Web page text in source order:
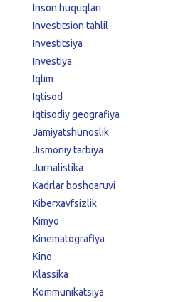
Inson huquqlari
Investitsion tahlil
Investitsiya
Investiya
Iqlim
Iqtisod
Iqtisodiy geografiya
Jamiyatshunoslik
Jismoniy tarbiya
Jurnalistika
Kadrlar boshqaruvi
Kiberxavfsizlik
Kimyo
Kinematografiya
Kino
Klassika
Kommunikatsiya